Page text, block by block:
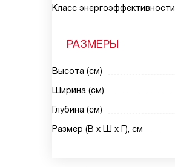
Класс энергоэффективности
РАЗМЕРЫ
Высота (см)
Ширина (см)
Глубина (см)
Размер (В х Ш х Г), см